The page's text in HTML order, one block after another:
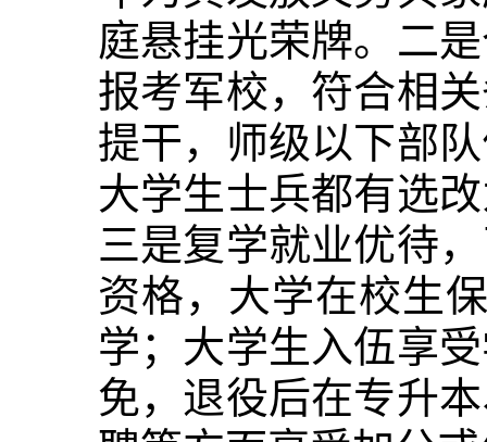
庭悬挂光荣牌。二
报考军校，符合相
提干，师级以下部
大学生士兵都有选
三是复学就业优待
资格，大学在校生
学；大学生入伍享
免，退役后在专升